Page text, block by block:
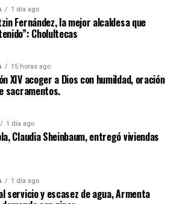
1 día ago
Fernández, la mejor alcaldesa que
Cholultecas
15 horas ago
XIV acoger a Dios con humildad, oración
sacramentos.
1 día ago
Claudia Sheinbaum, entregó viviendas
1 día ago
servicio y escasez de agua, Armenta